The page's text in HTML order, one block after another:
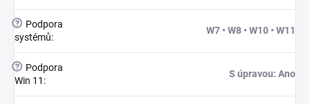
?
Podpora
systémů:
W7 • W8 • W10 • W11
?
Podpora
Win 11 :
S úpravou: Ano